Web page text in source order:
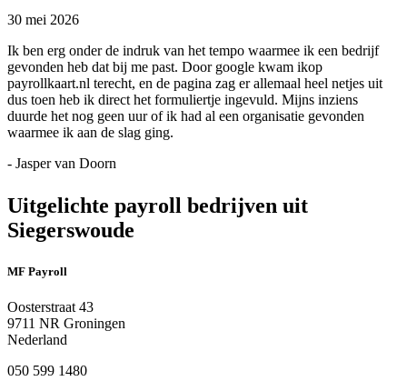
30 mei 2026
Ik ben erg onder de indruk van het tempo waarmee ik een bedrijf
gevonden heb dat bij me past. Door google kwam ikop
payrollkaart.nl terecht, en de pagina zag er allemaal heel netjes uit
dus toen heb ik direct het formuliertje ingevuld. Mijns inziens
duurde het nog geen uur of ik had al een organisatie gevonden
waarmee ik aan de slag ging.
- Jasper van Doorn
Uitgelichte payroll bedrijven uit
Siegerswoude
MF Payroll
Oosterstraat 43
9711 NR Groningen
Nederland
050 599 1480